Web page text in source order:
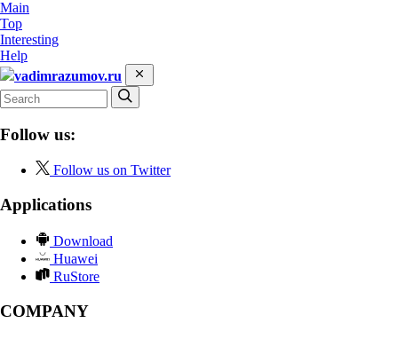
Main
Top
Interesting
Help
vadimrazumov.ru
Follow us:
Follow us on Twitter
Applications
Download
Huawei
RuStore
COMPANY